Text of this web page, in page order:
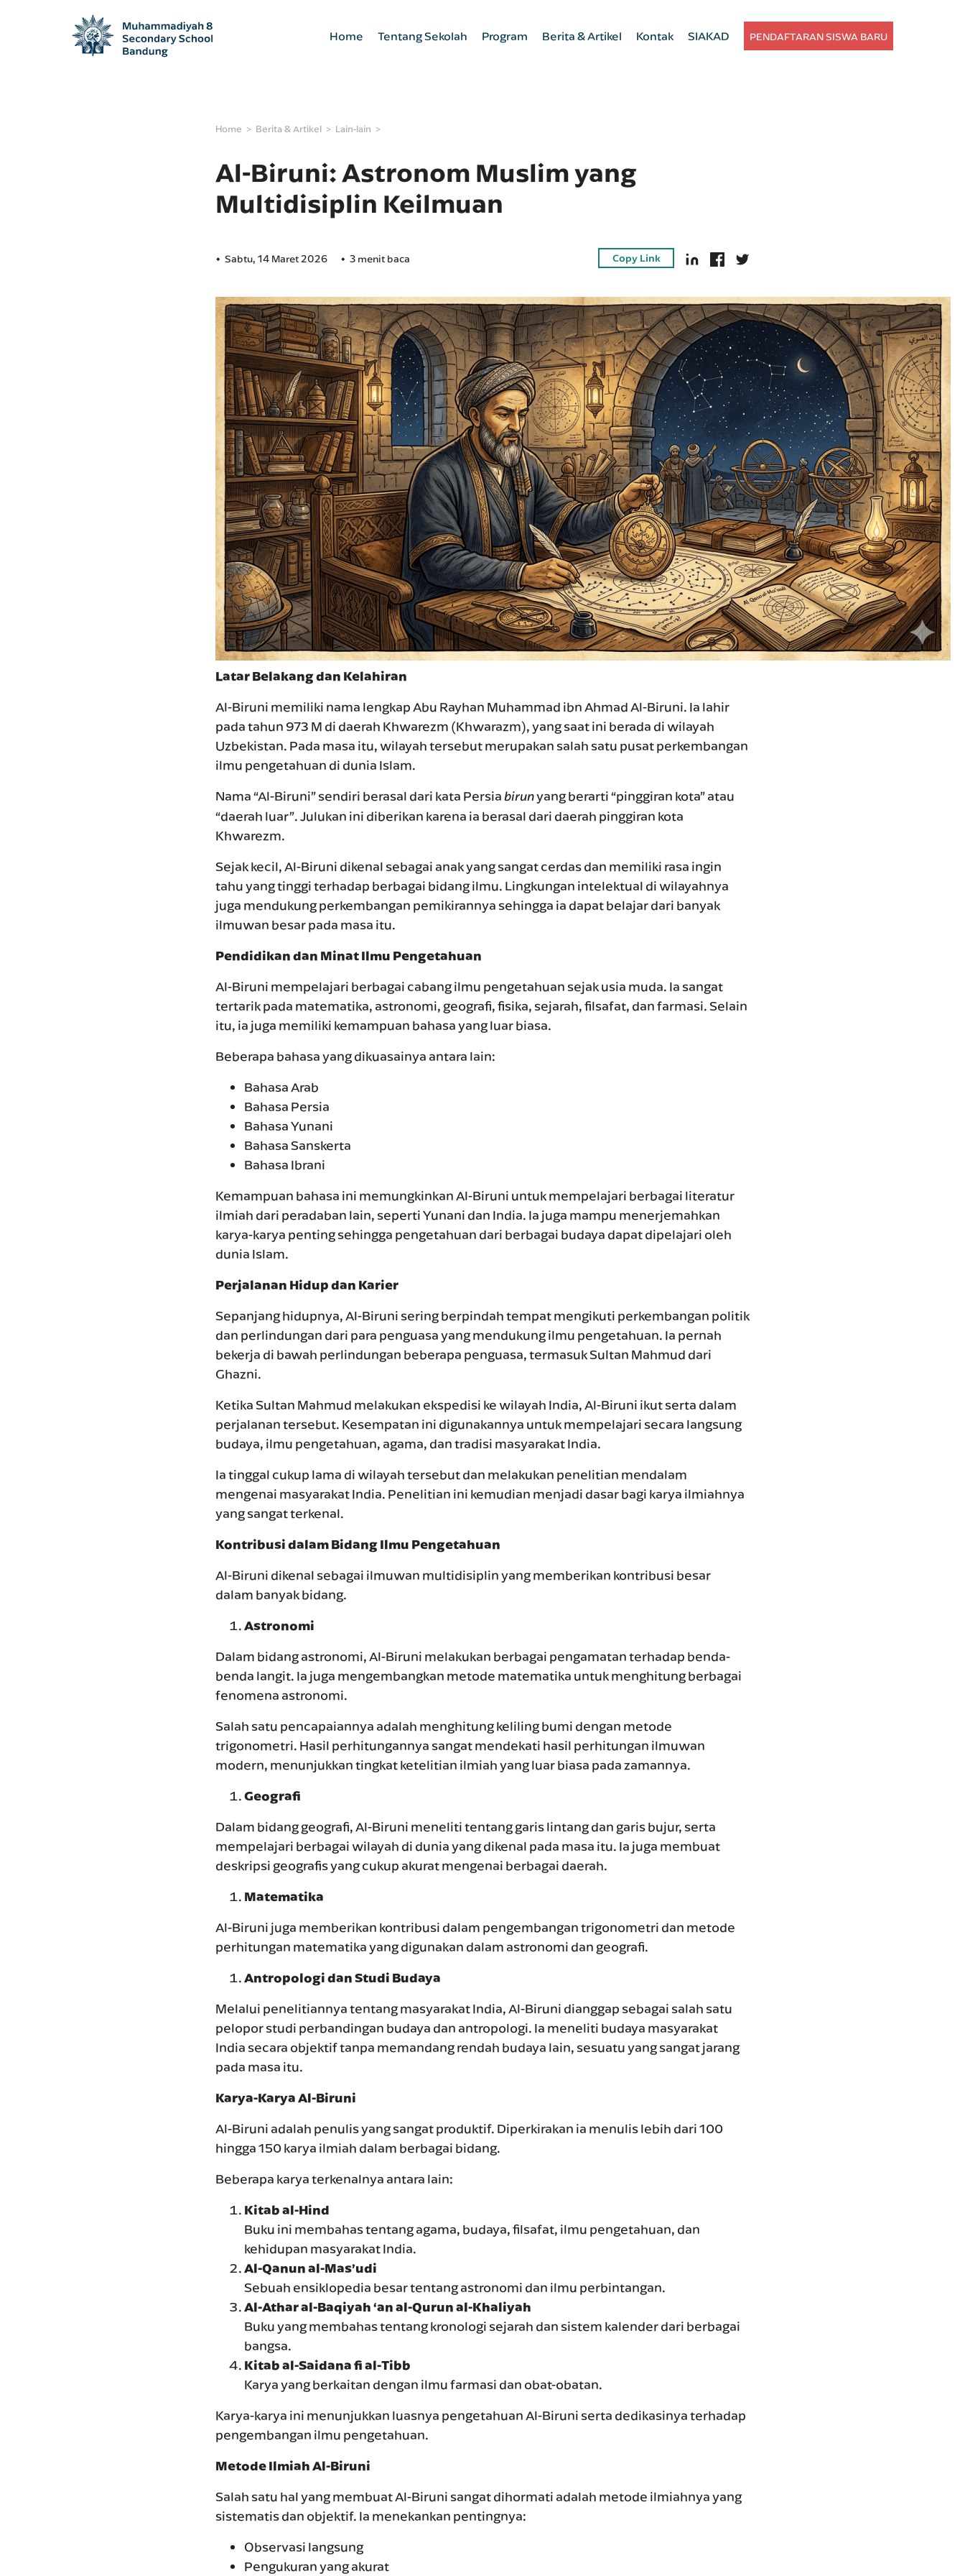
Home Tentang Sekolah Program Berita & Artikel Kontak SIAKAD PENDAFTARAN SISWA BARU
Home Berita & Artikel Lain-lain
Al-Biruni: Astronom Muslim yang
Multidisiplin Keilmuan
Sabtu, 14 Maret 2026 3 menit baca Copy Link
Latar Belakang dan Kelahiran
Al-Biruni memiliki nama lengkap Abu Rayhan Muhammad ibn Ahmad Al-Biruni. Ia lahir
pada tahun 973 M di daerah Khwarezm (Khwarazm), yang saat ini berada di wilayah
Uzbekistan. Pada masa itu, wilayah tersebut merupakan salah satu pusat perkembangan
ilmu pengetahuan di dunia Islam.
Nama “Al-Biruni” sendiri berasal dari kata Persiabirunyang berarti “pinggiran kota” atau
“daerah luar”. Julukan ini diberikan karena ia berasal dari daerah pinggiran kota
Khwarezm.
Sejak kecil, Al-Biruni dikenal sebagai anak yang sangat cerdas dan memiliki rasa ingin
tahu yang tinggi terhadap berbagai bidang ilmu. Lingkungan intelektual di wilayahnya
juga mendukung perkembangan pemikirannya sehingga ia dapat belajar dari banyak
ilmuwan besar pada masa itu.
Pendidikan dan Minat Ilmu Pengetahuan
Al-Biruni mempelajari berbagai cabang ilmu pengetahuan sejak usia muda. Ia sangat
tertarik pada matematika, astronomi, geografi, fisika, sejarah, filsafat, dan farmasi. Selain
itu, ia juga memiliki kemampuan bahasa yang luar biasa.
Beberapa bahasa yang dikuasainya antara lain:
Bahasa Arab
Bahasa Persia
Bahasa Yunani
Bahasa Sanskerta
Bahasa Ibrani
Kemampuan bahasa ini memungkinkan Al-Biruni untuk mempelajari berbagai literatur
ilmiah dari peradaban lain, seperti Yunani dan India. Ia juga mampu menerjemahkan
karya-karya penting sehingga pengetahuan dari berbagai budaya dapat dipelajari oleh
dunia Islam.
Perjalanan Hidup dan Karier
Sepanjang hidupnya, Al-Biruni sering berpindah tempat mengikuti perkembangan politik
dan perlindungan dari para penguasa yang mendukung ilmu pengetahuan. Ia pernah
bekerja di bawah perlindungan beberapa penguasa, termasuk Sultan Mahmud dari
Ghazni.
Ketika Sultan Mahmud melakukan ekspedisi ke wilayah India, Al-Biruni ikut serta dalam
perjalanan tersebut. Kesempatan ini digunakannya untuk mempelajari secara langsung
budaya, ilmu pengetahuan, agama, dan tradisi masyarakat India.
Ia tinggal cukup lama di wilayah tersebut dan melakukan penelitian mendalam
mengenai masyarakat India. Penelitian ini kemudian menjadi dasar bagi karya ilmiahnya
yang sangat terkenal.
Kontribusi dalam Bidang Ilmu Pengetahuan
Al-Biruni dikenal sebagai ilmuwan multidisiplin yang memberikan kontribusi besar
dalam banyak bidang.
Astronomi
Dalam bidang astronomi, Al-Biruni melakukan berbagai pengamatan terhadap benda-
benda langit. Ia juga mengembangkan metode matematika untuk menghitung berbagai
fenomena astronomi.
Salah satu pencapaiannya adalah menghitung keliling bumi dengan metode
trigonometri. Hasil perhitungannya sangat mendekati hasil perhitungan ilmuwan
modern, menunjukkan tingkat ketelitian ilmiah yang luar biasa pada zamannya.
Geografi
Dalam bidang geografi, Al-Biruni meneliti tentang garis lintang dan garis bujur, serta
mempelajari berbagai wilayah di dunia yang dikenal pada masa itu. Ia juga membuat
deskripsi geografis yang cukup akurat mengenai berbagai daerah.
Matematika
Al-Biruni juga memberikan kontribusi dalam pengembangan trigonometri dan metode
perhitungan matematika yang digunakan dalam astronomi dan geografi.
Antropologi dan Studi Budaya
Melalui penelitiannya tentang masyarakat India, Al-Biruni dianggap sebagai salah satu
pelopor studi perbandingan budaya dan antropologi. Ia meneliti budaya masyarakat
India secara objektif tanpa memandang rendah budaya lain, sesuatu yang sangat jarang
pada masa itu.
Karya-Karya Al-Biruni
Al-Biruni adalah penulis yang sangat produktif. Diperkirakan ia menulis lebih dari 100
hingga 150 karya ilmiah dalam berbagai bidang.
Beberapa karya terkenalnya antara lain:
Kitab al-Hind
Buku ini membahas tentang agama, budaya, filsafat, ilmu pengetahuan, dan
kehidupan masyarakat India.
Al-Qanun al-Mas’udi
Sebuah ensiklopedia besar tentang astronomi dan ilmu perbintangan.
Al-Athar al-Baqiyah ‘an al-Qurun al-Khaliyah
Buku yang membahas tentang kronologi sejarah dan sistem kalender dari berbagai
bangsa.
Kitab al-Saidana fi al-Tibb
Karya yang berkaitan dengan ilmu farmasi dan obat-obatan.
Karya-karya ini menunjukkan luasnya pengetahuan Al-Biruni serta dedikasinya terhadap
pengembangan ilmu pengetahuan.
Metode Ilmiah Al-Biruni
Salah satu hal yang membuat Al-Biruni sangat dihormati adalah metode ilmiahnya yang
sistematis dan objektif. Ia menekankan pentingnya:
Observasi langsung
Pengukuran yang akurat